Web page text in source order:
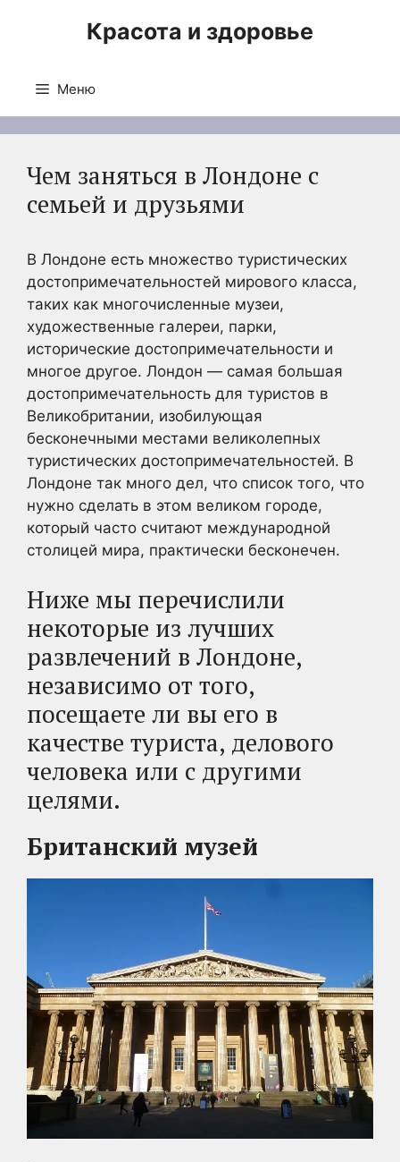
Красота и здоровье
Меню
Чем заняться в Лондоне с
семьей и друзьями
В Лондоне есть множество туристических
достопримечательностей мирового класса,
таких как многочисленные музеи,
художественные галереи, парки,
исторические достопримечательности и
многое другое. Лондон — самая большая
достопримечательность для туристов в
Великобритании, изобилующая
бесконечными местами великолепных
туристических достопримечательностей. В
Лондоне так много дел, что список того, что
нужно сделать в этом великом городе,
который часто считают международной
столицей мира, практически бесконечен.
Ниже мы перечислили
некоторые из лучших
развлечений в Лондоне,
независимо от того,
посещаете ли вы его в
качестве туриста, делового
человека или с другими
целями.
Британский музей